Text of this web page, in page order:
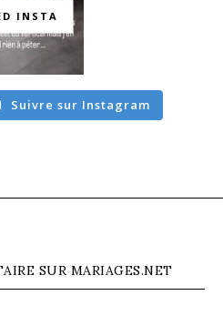
INSTA
Suivre sur Instagram
SUR MARIAGES.NET